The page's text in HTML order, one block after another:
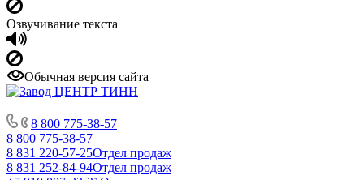
Озвучивание текста
Обычная версия сайта
8 800 775-38-57
8 800 775-38-57
8 831 220-57-25Отдел продаж
8 831 252-84-94Отдел продаж